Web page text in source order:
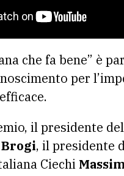
che fa bene” è
per
il presidente
, il presidente
Ciechi